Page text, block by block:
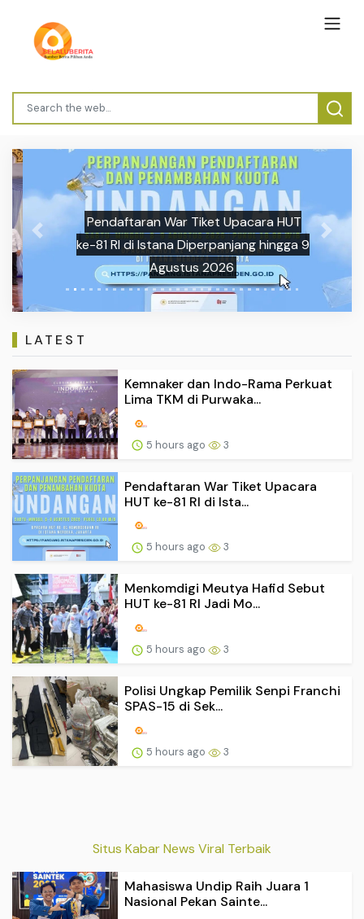
Pendaftaran War Tiket Upacara HUT
ke-81 RI di Istana Diperpanjang hingga 9
Agustus 2026
Previous Next
LATEST
Kemnaker dan Indo-Rama Perkuat
Lima TKM di Purwaka...
5 hours ago 3
Pendaftaran War Tiket Upacara
HUT ke-81 RI di Ista...
5 hours ago 3
Menkomdigi Meutya Hafid Sebut
HUT ke-81 RI Jadi Mo...
5 hours ago 3
Polisi Ungkap Pemilik Senpi Franchi
SPAS-15 di Sek...
5 hours ago 3
Situs Kabar News Viral Terbaik
Mahasiswa Undip Raih Juara 1
Nasional Pekan Sainte...